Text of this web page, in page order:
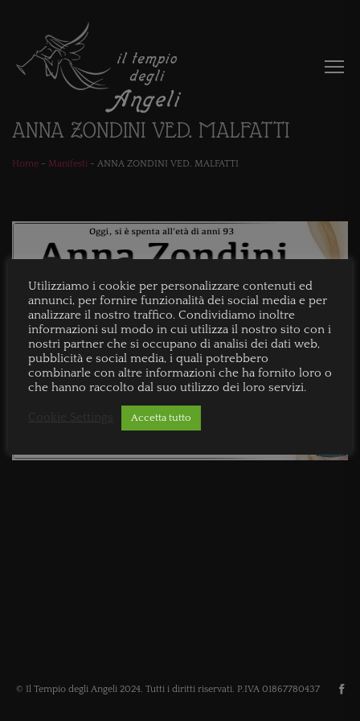
ANNA ZONDINI VED. MALFATTI
Home - Manifesti - ANNA ZONDINI VED. MALFATTI
© Il Tempio degli Angeli 2024. Tutti i diritti riservati. P.IVA 01867780437
Utilizziamo i cookie per personalizzare contenuti ed
annunci, per fornire funzionalità dei social media e per
analizzare il nostro traffico. Condividiamo inoltre
informazioni sul modo in cui utilizza il nostro sito con i
nostri partner che si occupano di analisi dei dati web,
pubblicità e social media, i quali potrebbero
combinarle con altre informazioni che ha fornito loro o
che hanno raccolto dal suo utilizzo dei loro servizi.
Accetta tutto